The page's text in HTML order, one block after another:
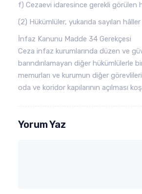
f) Cezaevi idaresince gerekli görülen
(2) Hükümlüler, yukarıda sayılan
İnfaz Kanunu Madde 34 Gerekçesi
Ceza infaz kurumlarında düzen ve
barındırılamayan diğer hükümlülerle
memurları ve kurumun diğer
oda ve koridor kapılarının açılması
Yorum Yaz